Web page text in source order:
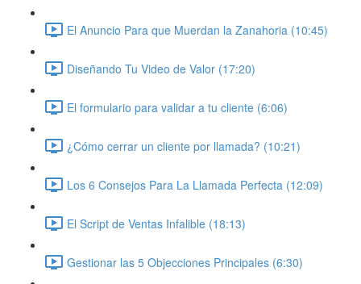
El Anuncio Para que Muerdan la Zanahoria (10:45)
Diseñando Tu Video de Valor (17:20)
El formulario para validar a tu cliente (6:06)
¿Cómo cerrar un cliente por llamada? (10:21)
Los 6 Consejos Para La Llamada Perfecta (12:09)
El Script de Ventas Infalible (18:13)
Gestionar las 5 Objecciones Principales (6:30)